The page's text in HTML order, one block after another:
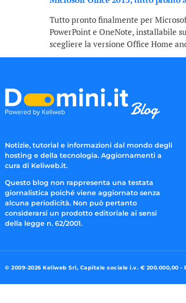
Tutto pronto finalmente per
PowerPoint e OneNote, installabile
scegliere la versione Office Home
Notizie, tutorial e informazioni dal mondo degli
hosting e della tecnologia. Aggiornamenti a
cura di Keliweb.it.
Questo blog non rappresenta una testata
giornalistica poiché viene aggiornato senza
alcuna periodicità. Non può pertanto
considerarsi un prodotto editoriale ai sensi
della legge n. 62/2001.
© 2009-2026 Keliweb Srl, Capitale sociale i.v. € 200.000,00 -